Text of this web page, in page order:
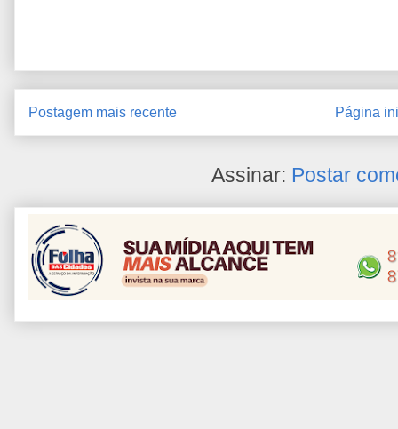
Postagem mais recente Página
Assinar: Postar